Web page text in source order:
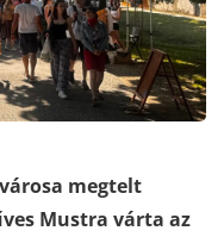
megtelt
Mustra várta az